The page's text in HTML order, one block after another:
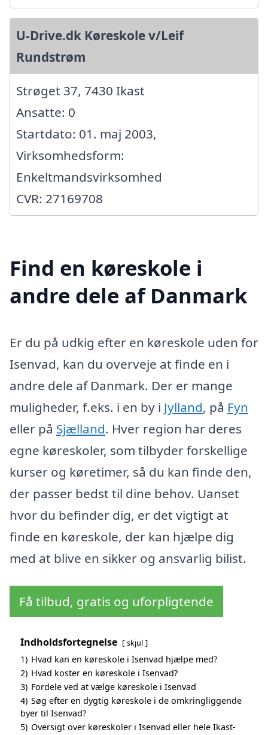
U-Drive.dk Køreskole v/Leif
Rundstrøm
Strøget 37, 7430 Ikast
Ansatte: 0
Startdato: 01. maj 2003,
Virksomhedsform:
Enkeltmandsvirksomhed
CVR: 27169708
Find en køreskole i
andre dele af Danmark
Er du på udkig efter en køreskole uden for
Isenvad, kan du overveje at finde en i
andre dele af Danmark. Der er mange
muligheder, f.eks. i en by i Jylland, på Fyn
eller på Sjælland. Hver region har deres
egne køreskoler, som tilbyder forskellige
kurser og køretimer, så du kan finde den,
der passer bedst til dine behov. Uanset
hvor du befinder dig, er det vigtigt at
finde en køreskole, der kan hjælpe dig
med at blive en sikker og ansvarlig bilist.
Få tilbud, gratis og uforpligtende
Indholdsfortegnelse skjul
1) Hvad kan en køreskole i Isenvad hjælpe med?
2) Hvad koster en køreskole i Isenvad?
3) Fordele ved at vælge køreskole i Isenvad
4) Søg efter en dygtig køreskole i de omkringliggende
byer til Isenvad?
5) Oversigt over køreskoler i Isenvad eller hele Ikast-